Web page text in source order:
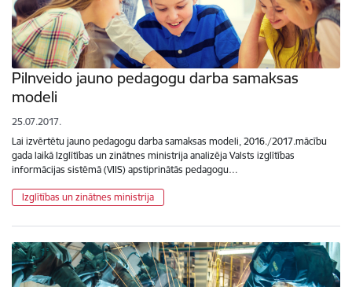
Pilnveido jauno pedagogu darba samaksas
modeli
25.07.2017.
Lai izvērtētu jauno pedagogu darba samaksas modeli, 2016./2017.mācību
gada laikā Izglītības un zinātnes ministrija analizēja Valsts izglītības
informācijas sistēmā (VIIS) apstiprinātās pedagogu…
Izglītības un zinātnes ministrija